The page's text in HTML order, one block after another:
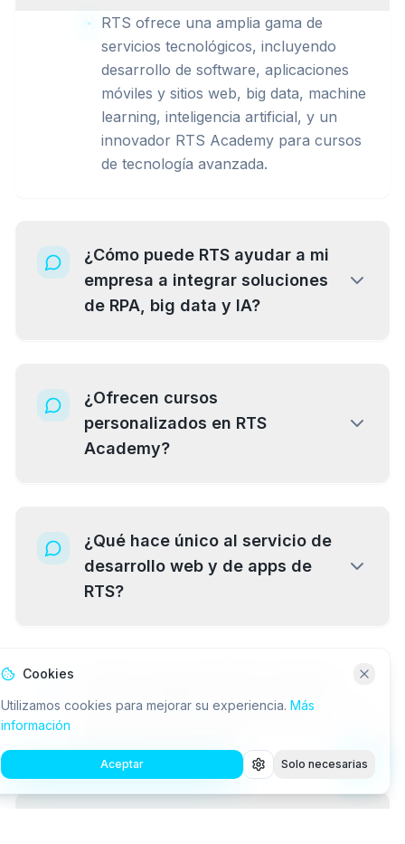
RTS ofrece una amplia gama de
servicios tecnológicos, incluyendo
desarrollo de software, aplicaciones
móviles y sitios web, big data, machine
learning, inteligencia artificial, y un
innovador RTS Academy para cursos
de tecnología avanzada.
¿Cómo puede RTS ayudar a mi
empresa a integrar soluciones
de RPA, big data y IA?
¿Ofrecen cursos
personalizados en RTS
Academy?
¿Qué hace único al servicio de
desarrollo web y de apps de
RTS?
y el mantenimiento continuo
Cookies
Utilizamos cookies para mejorar su experiencia. Más
información
Aceptar Solo necesarias